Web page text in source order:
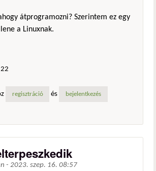
átprogramozni? Szerintem ez egy
a Linuxnak.
regisztráció és bejelentkezés
- 2023. szep. 16. 08:57